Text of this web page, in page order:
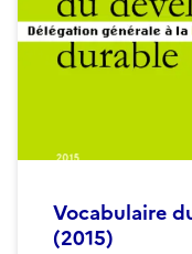
Vocabulaire
(2015)